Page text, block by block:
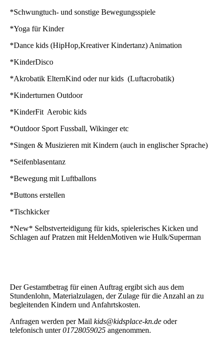
*Schwungtuch- und sonstige Bewegungsspiele
*Yoga für Kinder
*Dance kids (HipHop,Kreativer Kindertanz) Animation
*KinderDisco
*Akrobatik ElternKind oder nur kids (Luftacrobatik)
*Kinderturnen Outdoor
*KinderFit Aerobic kids
*Outdoor Sport Fussball, Wikinger etc
*Singen & Musizieren mit Kindern (auch in englischer Sprache)
*Seifenblasentanz
*Bewegung mit Luftballons
*Buttons erstellen
*Tischkicker
*New* Selbstverteidigung für kids, spielerisches Kicken und
Schlagen auf Pratzen mit HeldenMotiven wie Hulk/Superman
Der Gestamtbetrag für einen Auftrag ergibt sich aus dem
Stundenlohn, Materialzulagen, der Zulage für die Anzahl an zu
begleitenden Kindern und Anfahrtskosten.
Anfragen werden per Mail kids@kidsplace-kn.de oder
telefonisch unter01728059025 angenommen.